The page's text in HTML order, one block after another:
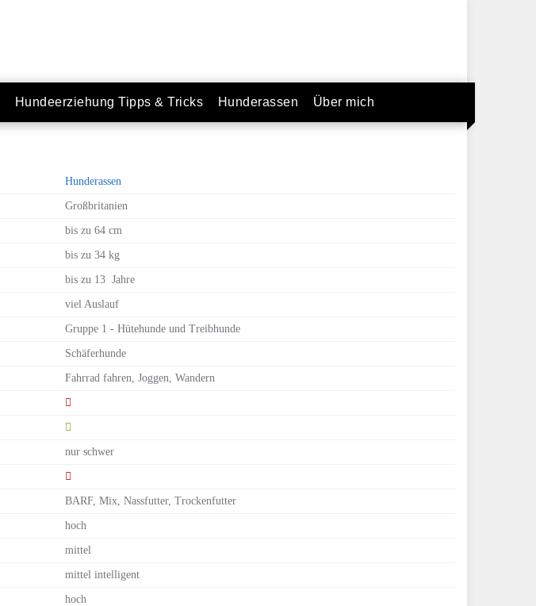
Hundeerziehung Tipps & Tricks Hunderassen Über mich
Hunderassen
Großbritanien
bis zu 64 cm
bis zu 34 kg
bis zu 13 Jahre
viel Auslauf
Gruppe 1 - Hütehunde und Treibhunde
Schäferhunde
Fahrrad fahren, Joggen, Wandern
nur schwer
BARF, Mix, Nassfutter, Trockenfutter
hoch
mittel
mittel intelligent
hoch